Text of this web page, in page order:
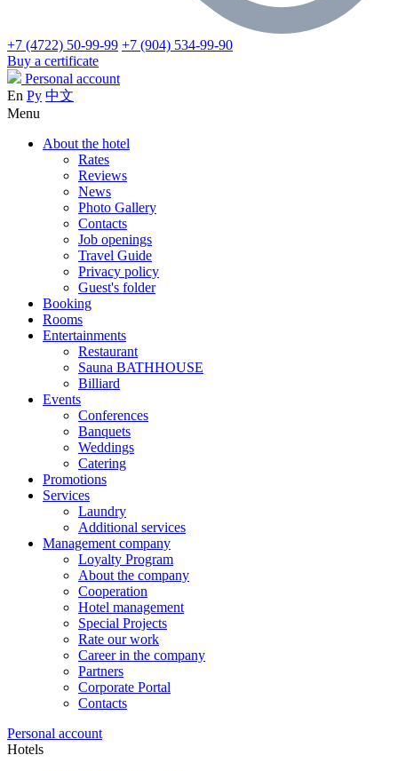
+7 (4722) 50-99-99 +7 (904) 534-99-90
Buy a certificate
Personal account
En Ру 中文
Menu
About the hotel
Rates
Reviews
News
Photo Gallery
Contacts
Job openings
Travel Guide
Privacy policy
Guest's folder
Booking
Rooms
Entertainments
Restaurant
Sauna BATHHOUSE
Billiard
Events
Conferences
Banquets
Weddings
Catering
Promotions
Services
Laundry
Additional services
Management company
Loyalty Program
About the company
Cooperation
Hotel management
Special Projects
Rate our work
Career in the company
Partners
Corporate Portal
Contacts
Personal account
Hotels